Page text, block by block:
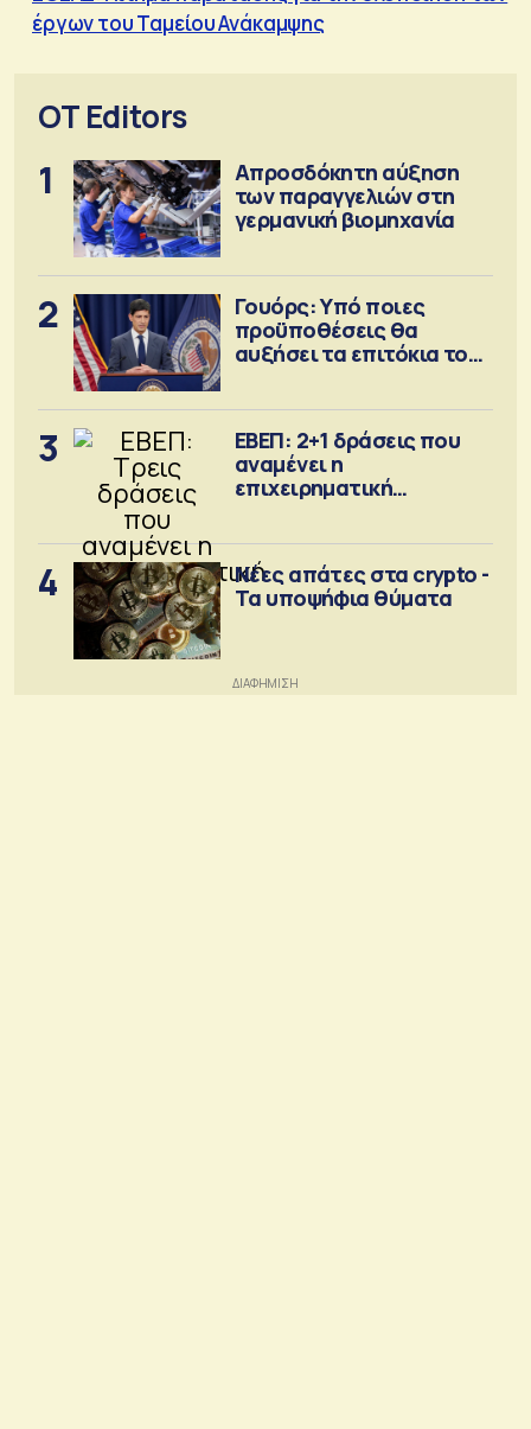
έργων του Ταμείου Ανάκαμψης
OT Editors
1
Απροσδόκητη αύξηση
των παραγγελιών στη
γερμανική βιομηχανία
2
Γουόρς: Υπό ποιες
προϋποθέσεις θα
αυξήσει τα επιτόκια τον
3
ΕΒΕΠ: 2+1 δράσεις που
αναμένει η
επιχειρηματική
4
Νέες απάτες στα crypto -
Τα υποψήφια θύματα